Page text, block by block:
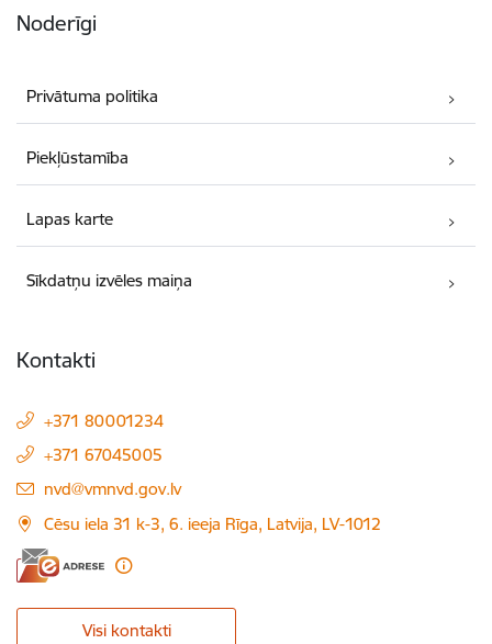
Noderīgi
Privātuma politika
Piekļūstamība
Lapas karte
Sīkdatņu izvēles maiņa
Kontakti
+371 80001234
+371 67045005
E-pasts:
nvd@vmnvd.gov.lv
Cēsu iela 31 k-3, 6. ieeja Rīga, Latvija, LV-1012
Visi kontakti